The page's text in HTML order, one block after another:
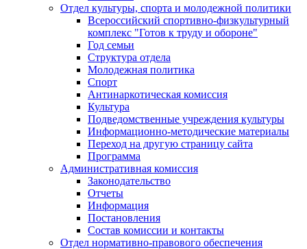
Отдел культуры, спорта и молодежной политики
Всероссийский спортивно-физкультурный
комплекс "Готов к труду и обороне"
Год семьи
Структура отдела
Молодежная политика
Спорт
Антинаркотическая комиссия
Культура
Подведомственные учреждения культуры
Информационно-методические материалы
Переход на другую страницу сайта
Программа
Административная комиссия
Законодательство
Отчеты
Информация
Постановления
Состав комиссии и контакты
Отдел нормативно-правового обеспечения